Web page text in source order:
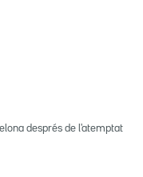
després de l'atemptat